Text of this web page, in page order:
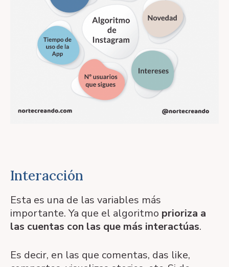
Interacción
Esta es una de las variables más
importante. Ya que el algoritmo prioriza a
las cuentas con las que más interactúas.
Es decir, en las que comentas, das like,